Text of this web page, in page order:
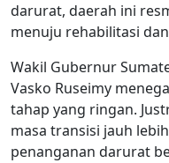
darurat, daerah ini
menuju rehabilitasi
Wakil Gubernur
Vasko Ruseimy
tahap yang ringan.
masa transisi jauh
penanganan darurat